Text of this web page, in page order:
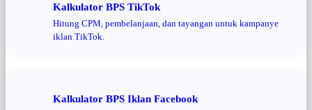
Kalkulator BPS TikTok
Hitung CPM, pembelanjaan, dan tayangan untuk kampanye
iklan TikTok.
Kalkulator BPS Iklan Facebook